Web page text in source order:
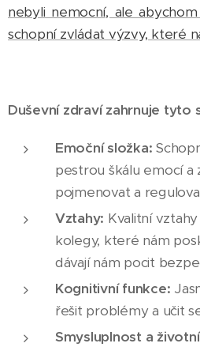
nebyli nemocní, ale
schopní zvládat výzvy, které
Duševní zdraví zahrnuje tyto
Emoční složka:
pestrou škálu emocí a
pojmenovat a
Vztahy: Kvalitní
kolegy, které nám
dávají nám pocit
Kognitivní funkce:
řešit problémy a učit
Smysluplnost a